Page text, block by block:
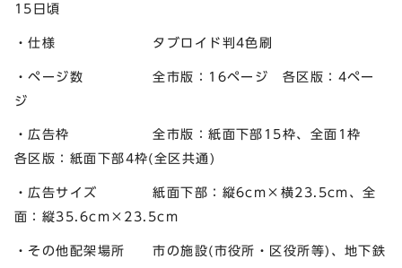
15日頃
・仕様 タブロイド判4色刷
・ページ数 全市版：16ページ 各区版：4ペー
ジ
・広告枠 全市版：紙面下部15枠、全面1枠
各区版：紙面下部4枠(全区共通)
・広告サイズ 紙面下部：縦6cm×横23.5cm、全
面：縦35.6cm×23.5cm
・その他配架場所 市の施設(市役所・区役所等)、地下鉄